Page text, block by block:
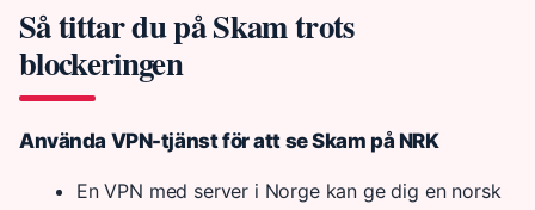
Så tittar du på Skam trots
blockeringen
Använda VPN-tjänst för att se Skam på NRK
En VPN med server i Norge kan ge dig en norsk